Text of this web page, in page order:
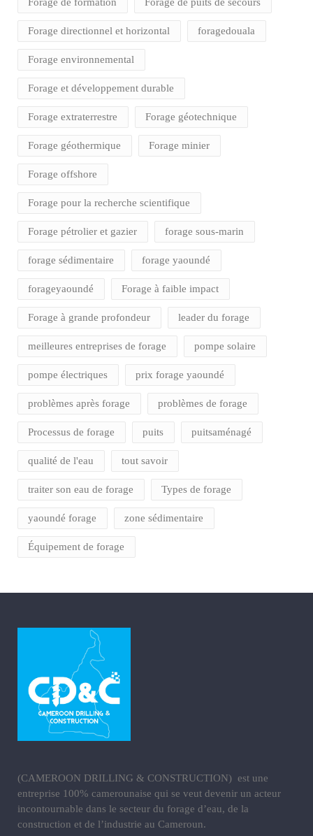
Forage de formation Forage de puits de secours
Forage directionnel et horizontal foragedouala
Forage environnemental
Forage et développement durable
Forage extraterrestre Forage géotechnique
Forage géothermique Forage minier
Forage offshore
Forage pour la recherche scientifique
Forage pétrolier et gazier forage sous-marin
forage sédimentaire forage yaoundé
forageyaoundé Forage à faible impact
Forage à grande profondeur leader du forage
meilleures entreprises de forage pompe solaire
pompe électriques prix forage yaoundé
problèmes après forage problèmes de forage
Processus de forage puits puitsaménagé
qualité de l'eau tout savoir
traiter son eau de forage Types de forage
yaoundé forage zone sédimentaire
Équipement de forage
(CAMEROON DRILLING & CONSTRUCTION) est une
entreprise 100% camerounaise qui se veut devenir un acteur
incontournable dans le secteur du forage d’eau, de la
construction et de l’industrie au Cameroun.